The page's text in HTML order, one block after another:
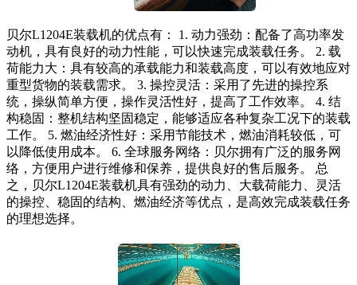
贝尔L1204E装载机的优点有： 1. 动力强劲：配备了高功率发
动机，具有良好的动力性能，可以快速完成装载任务。 2. 载
荷能力大：具有较高的承载能力和装载高度，可以有效地应对
重型货物的装载需求。 3. 操控灵活：采用了先进的操控系
统，操纵简单方便，操作灵活性好，提高了工作效率。 4. 结
构稳固：整机结构坚固稳定，能够适应各种复杂工况下的装载
工作。 5. 燃油经济性好：采用节能技术，燃油消耗较低，可
以降低使用成本。 6. 全球服务网络：贝尔拥有广泛的服务网
络，方便用户进行维修和保养，提供良好的售后服务。 总
之，贝尔L1204E装载机具有强劲的动力、大载荷能力、灵活
的操控、稳固的结构、燃油经济等优点，是高效完成装载任务
的理想选择。